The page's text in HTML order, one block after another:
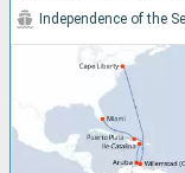
Independence of the